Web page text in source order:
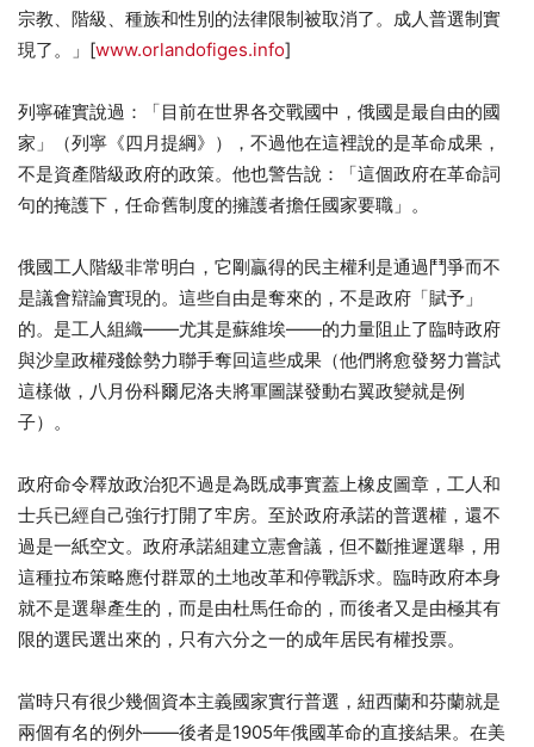
宗教、階級、種族和性別的法律限制被取消了。成人普選制實
現了。」[www.orlandofiges.info]
列寧確實說過：「目前在世界各交戰國中，俄國是最自由的國
家」（列寧《四月提綱》），不過他在這裡說的是革命成果，
不是資產階級政府的政策。他也警告說：「這個政府在革命詞
句的掩護下，任命舊制度的擁護者擔任國家要職」。
俄國工人階級非常明白，它剛贏得的民主權利是通過鬥爭而不
是議會辯論實現的。這些自由是奪來的，不是政府「賦予」
的。是工人組織——尤其是蘇維埃——的力量阻止了臨時政府
與沙皇政權殘餘勢力聯手奪回這些成果（他們將愈發努力嘗試
這樣做，八月份科爾尼洛夫將軍圖謀發動右翼政變就是例
子）。
政府命令釋放政治犯不過是為既成事實蓋上橡皮圖章，工人和
士兵已經自己強行打開了牢房。至於政府承諾的普選權，還不
過是一紙空文。政府承諾組建立憲會議，但不斷推遲選舉，用
這種拉布策略應付群眾的土地改革和停戰訴求。臨時政府本身
就不是選舉產生的，而是由杜馬任命的，而後者又是由極其有
限的選民選出來的，只有六分之一的成年居民有權投票。
當時只有很少幾個資本主義國家實行普選，紐西蘭和芬蘭就是
兩個有名的例外——後者是1905年俄國革命的直接結果。在美